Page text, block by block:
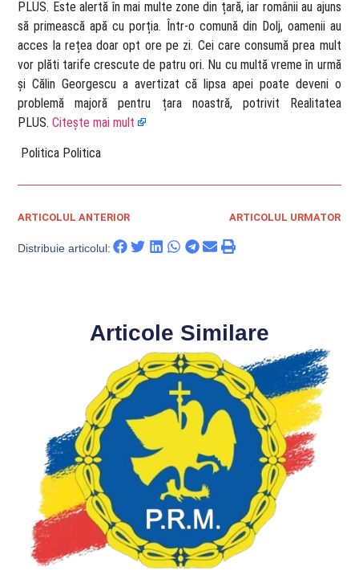
PLUS. Este alertă în mai multe zone din țară, iar românii au ajuns
să primească apă cu porția. Într-o comună din Dolj, oamenii au
acces la rețea doar opt ore pe zi. Cei care consumă prea mult
vor plăti tarife crescute de patru ori. Nu cu multă vreme în urmă
și Călin Georgescu a avertizat că lipsa apei poate deveni o
problemă majoră pentru țara noastră, potrivit Realitatea
PLUS.Citește mai mult
​ Politica Politica
ARTICOLUL ANTERIOR ARTICOLUL URMATOR
Distribuie articolul:
Articole Similare